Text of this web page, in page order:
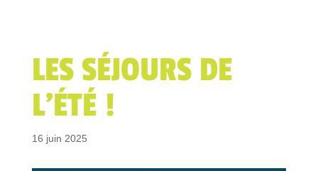
LES SÉJOURS DE
L’ÉTÉ !
16 juin 2025